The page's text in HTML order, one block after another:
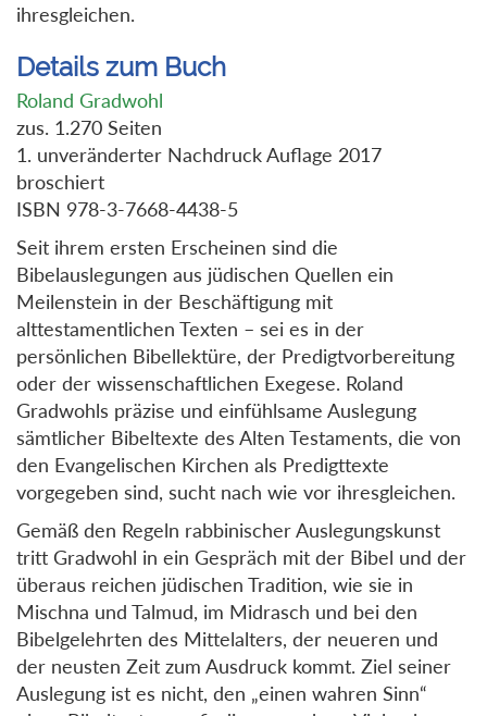
ihresgleichen.
Details zum Buch
Roland Gradwohl
zus. 1.270 Seiten
1. unveränderter Nachdruck Auflage 2017
broschiert
ISBN 978-3-7668-4438-5
Seit ihrem ersten Erscheinen sind die
Bibelauslegungen aus jüdischen Quellen ein
Meilenstein in der Beschäftigung mit
alttestamentlichen Texten – sei es in der
persönlichen Bibellektüre, der Predigtvorbereitung
oder der wissenschaftlichen Exegese. Roland
Gradwohls präzise und einfühlsame Auslegung
sämtlicher Bibeltexte des Alten Testaments, die von
den Evangelischen Kirchen als Predigttexte
vorgegeben sind, sucht nach wie vor ihresgleichen.
Gemäß den Regeln rabbinischer Auslegungskunst
tritt Gradwohl in ein Gespräch mit der Bibel und der
überaus reichen jüdischen Tradition, wie sie in
Mischna und Talmud, im Midrasch und bei den
Bibelgelehrten des Mittelalters, der neueren und
der neusten Zeit zum Ausdruck kommt. Ziel seiner
Auslegung ist es nicht, den „einen wahren Sinn“